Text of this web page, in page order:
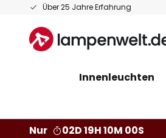
Über 25 Jahre Erfahrung
Zum
springen
Innenleuchten
Nur
02D 19H 10M 00S